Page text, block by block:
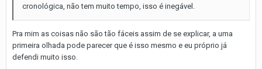
cronológica, não tem muito tempo, isso é inegável.
Pra mim as coisas não são tão fáceis assim de se explicar, a uma
primeira olhada pode parecer que é isso mesmo e eu próprio já
defendi muito isso.